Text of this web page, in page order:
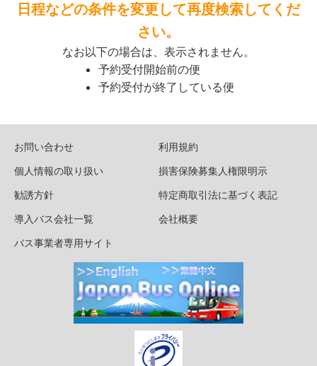
日程などの条件を変更して再度検索してくだ
さい。
なお以下の場合は、表示されません。
予約受付開始前の便
予約受付が終了している便
お問い合わせ
利用規約
個人情報の取り扱い
損害保険募集人権限明示
勧誘方針
特定商取引法に基づく表記
導入バス会社一覧
会社概要
バス事業者専用サイト